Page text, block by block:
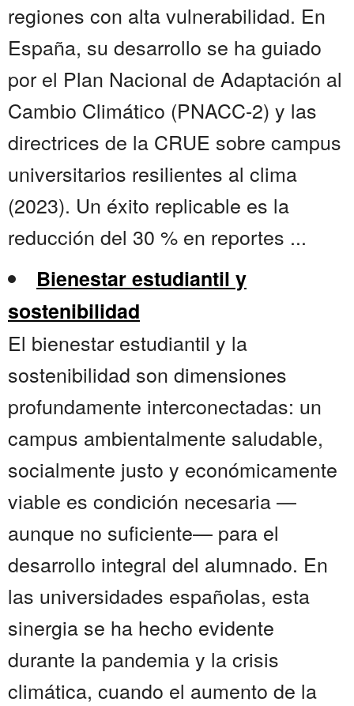
regiones con alta vulnerabilidad. En
España, su desarrollo se ha guiado
por el Plan Nacional de Adaptación al
Cambio Climático (PNACC-2) y las
directrices de la CRUE sobre campus
universitarios resilientes al clima
(2023). Un éxito replicable es la
reducción del 30 % en reportes ...
Bienestar estudiantil y
sostenibilidad
El bienestar estudiantil y la
sostenibilidad son dimensiones
profundamente interconectadas: un
campus ambientalmente saludable,
socialmente justo y económicamente
viable es condición necesaria —
aunque no suficiente— para el
desarrollo integral del alumnado. En
las universidades españolas, esta
sinergia se ha hecho evidente
durante la pandemia y la crisis
climática, cuando el aumento de la